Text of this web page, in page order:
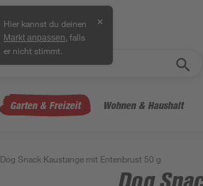
Hier kannst du deinen
Markt anpassen , falls
er nicht stimmt.
✕
Garten & Freizeit Wohnen & Haushalt
Dog Snack Kaustange mit Entenbrust 50 g